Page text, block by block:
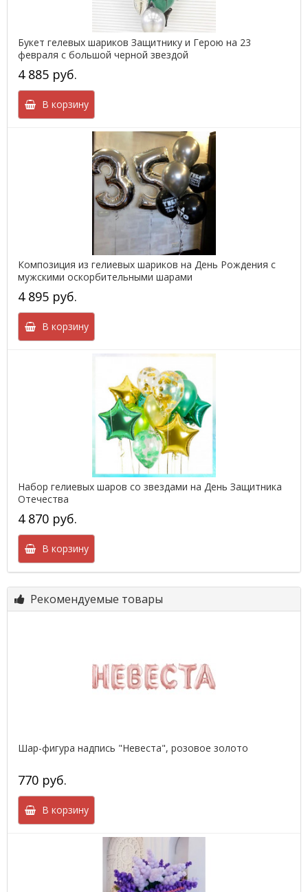
Букет гелевых шариков Защитнику и Герою на 23
февраля с большой черной звездой
4 885 руб.
В корзину
Композиция из гелиевых шариков на День Рождения с
мужскими оскорбительными шарами
4 895 руб.
В корзину
Набор гелиевых шаров со звездами на День Защитника
Отечества
4 870 руб.
В корзину
Рекомендуемые товары
Шар-фигура надпись "Невеста", розовое золото
770 руб.
В корзину